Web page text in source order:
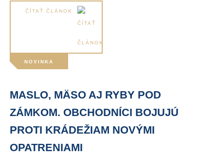
ČÍTAŤ ČLÁNOK
NOVINKA
MASLO, MÄSO AJ RYBY POD
ZÁMKOM. OBCHODNÍCI BOJUJÚ
PROTI KRÁDEŽIAM NOVÝMI
OPATRENIAMI